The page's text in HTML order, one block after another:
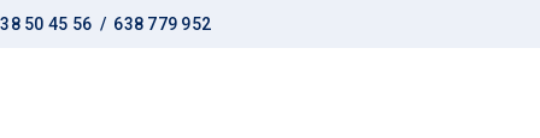
50 45 56 / 638 779 952